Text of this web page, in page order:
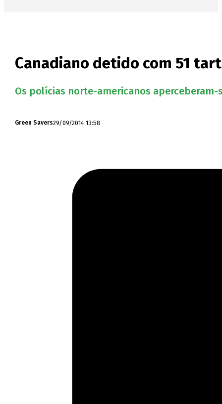
Canadiano detido com 51
Os polícias norte-americanos aperceberam-
Green Savers29/09/2014 13:58